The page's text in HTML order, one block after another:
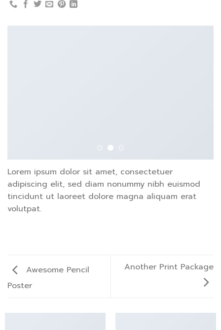
Lorem ipsum dolor sit amet, consectetuer
adipiscing elit, sed diam nonummy nibh euismod
tincidunt ut laoreet dolore magna aliquam erat
volutpat.
Awesome Pencil
Poster
Another Print Package